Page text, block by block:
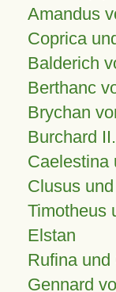
Amandus
Coprica
Balderich
Berthanc
Brychan
Burchard
Caelestina
Clusus
Timotheus
Elstan
Rufina und
Gennard